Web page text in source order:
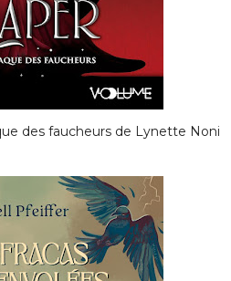
des faucheurs de Lynette Noni